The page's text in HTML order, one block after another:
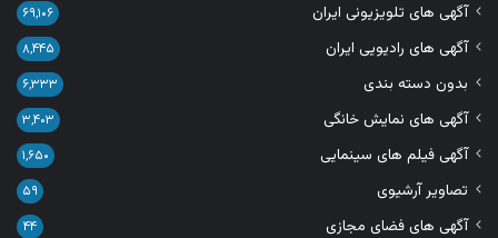
آگهی های تلویزیونی ایران ۶۹,۱۰۶
آگهی های رادیویی ایران ۸,۴۴۵
بدون دسته بندی ۶,۳۳۳
آگهی های نمایش خانگی ۳,۴۰۳
آگهی فیلم های سینمایی ۱,۶۵۰
تصاویر آرشیوی ۵۹
آگهی های فضای مجازی ۴۴